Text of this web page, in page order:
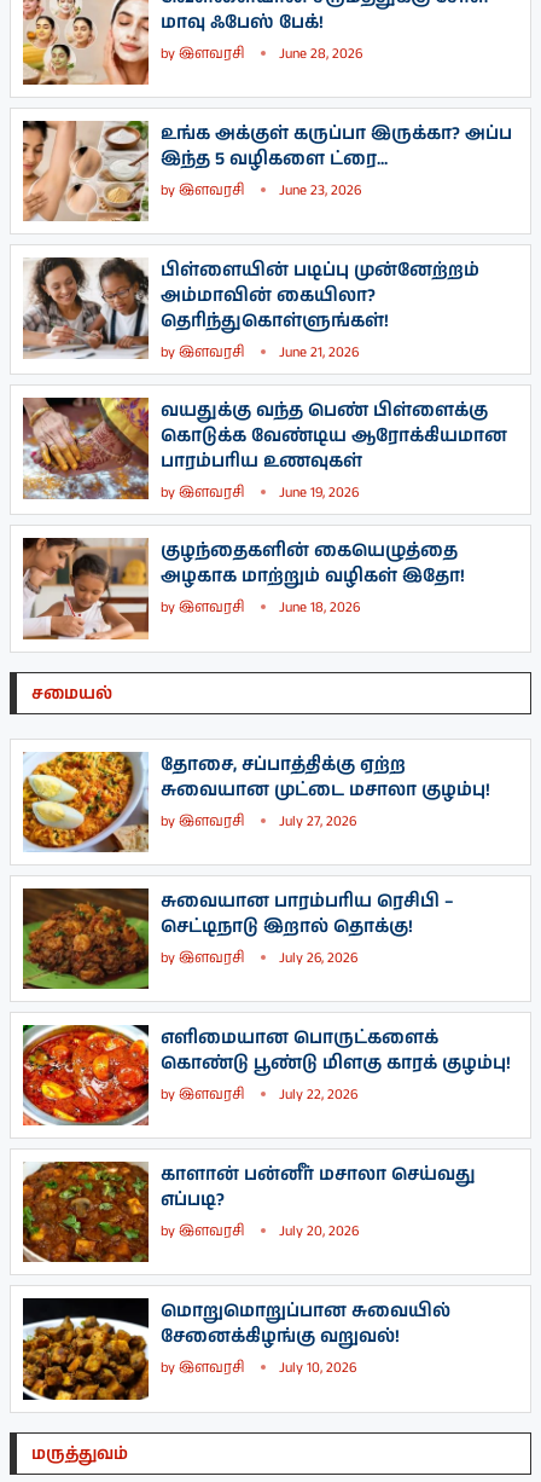
மாவு ஃபேஸ் பேக்!
byஇளவரசி June 28, 2026
உங்க அக்குள் கருப்பா இருக்கா? அப்ப
இந்த 5 வழிகளை ட்ரை...
byஇளவரசி June 23, 2026
பிள்ளையின் படிப்பு முன்னேற்றம்
அம்மாவின் கையிலா?
தெரிந்துகொள்ளுங்கள்!
byஇளவரசி June 21, 2026
வயதுக்கு வந்த பெண் பிள்ளைக்கு
கொடுக்க வேண்டிய ஆரோக்கியமான
பாரம்பரிய உணவுகள்
byஇளவரசி June 19, 2026
குழந்தைகளின் கையெழுத்தை
அழகாக மாற்றும் வழிகள் இதோ!
byஇளவரசி June 18, 2026
சமையல்
தோசை, சப்பாத்திக்கு ஏற்ற
சுவையான முட்டை மசாலா குழம்பு!
byஇளவரசி July 27, 2026
சுவையான பாரம்பரிய ரெசிபி –
செட்டிநாடு இறால் தொக்கு!
byஇளவரசி July 26, 2026
எளிமையான பொருட்களைக்
கொண்டு பூண்டு மிளகு காரக் குழம்பு!
byஇளவரசி July 22, 2026
காளான் பன்னீர் மசாலா செய்வது
எப்படி?
byஇளவரசி July 20, 2026
மொறுமொறுப்பான சுவையில்
சேனைக்கிழங்கு வறுவல்!
byஇளவரசி July 10, 2026
மருத்துவம்